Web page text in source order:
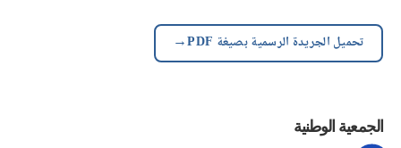
تحميل الجريدة الرسمية بصيغة PDF →
الجمعية الوطنية